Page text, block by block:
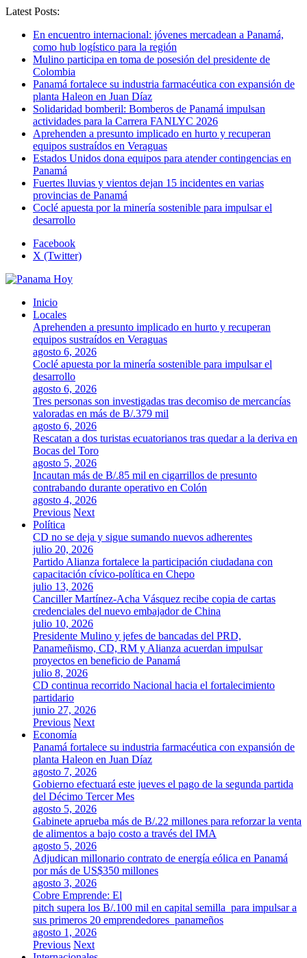
Latest Posts:
En encuentro internacional: jóvenes mercadean a Panamá,
como hub logístico para la región
Mulino participa en toma de posesión del presidente de
Colombia
Panamá fortalece su industria farmacéutica con expansión de
planta Haleon en Juan Díaz
Solidaridad bomberil: Bomberos de Panamá impulsan
actividades para la Carrera FANLYC 2026
Aprehenden a presunto implicado en hurto y recuperan
equipos sustraídos en Veraguas
Estados Unidos dona equipos para atender contingencias en
Panamá
Fuertes lluvias y vientos dejan 15 incidentes en varias
provincias de Panamá
Coclé apuesta por la minería sostenible para impulsar el
desarrollo
Facebook
X (Twitter)
Inicio
Locales
Aprehenden a presunto implicado en hurto y recuperan
equipos sustraídos en Veraguas
agosto 6, 2026
Coclé apuesta por la minería sostenible para impulsar el
desarrollo
agosto 6, 2026
Tres personas son investigadas tras decomiso de mercancías
valoradas en más de B/.379 mil
agosto 6, 2026
Rescatan a dos turistas ecuatorianos tras quedar a la deriva en
Bocas del Toro
agosto 5, 2026
Incautan más de B/.85 mil en cigarrillos de presunto
contrabando durante operativo en Colón
agosto 4, 2026
Previous Next
Política
CD no se deja y sigue sumando nuevos adherentes
julio 20, 2026
Partido Alianza fortalece la participación ciudadana con
capacitación cívico-política en Chepo
julio 13, 2026
Canciller Martínez-Acha Vásquez recibe copia de cartas
credenciales del nuevo embajador de China
julio 10, 2026
Presidente Mulino y jefes de bancadas del PRD,
Panameñismo, CD, RM y Alianza acuerdan impulsar
proyectos en beneficio de Panamá
julio 8, 2026
CD continua recorrido Nacional hacia el fortalecimiento
partidario
junio 27, 2026
Previous Next
Economía
Panamá fortalece su industria farmacéutica con expansión de
planta Haleon en Juan Díaz
agosto 7, 2026
Gobierno efectuará este jueves el pago de la segunda partida
del Décimo Tercer Mes
agosto 5, 2026
Gabinete aprueba más de B/.22 millones para reforzar la venta
de alimentos a bajo costo a través del IMA
agosto 5, 2026
Adjudican millonario contrato de energía eólica en Panamá
por más de US$350 millones
agosto 3, 2026
Cobre Emprende: El
pitch supera los B/.100 mil en capital semilla para impulsar a
sus primeros 20 emprendedores panameños
agosto 1, 2026
Previous Next